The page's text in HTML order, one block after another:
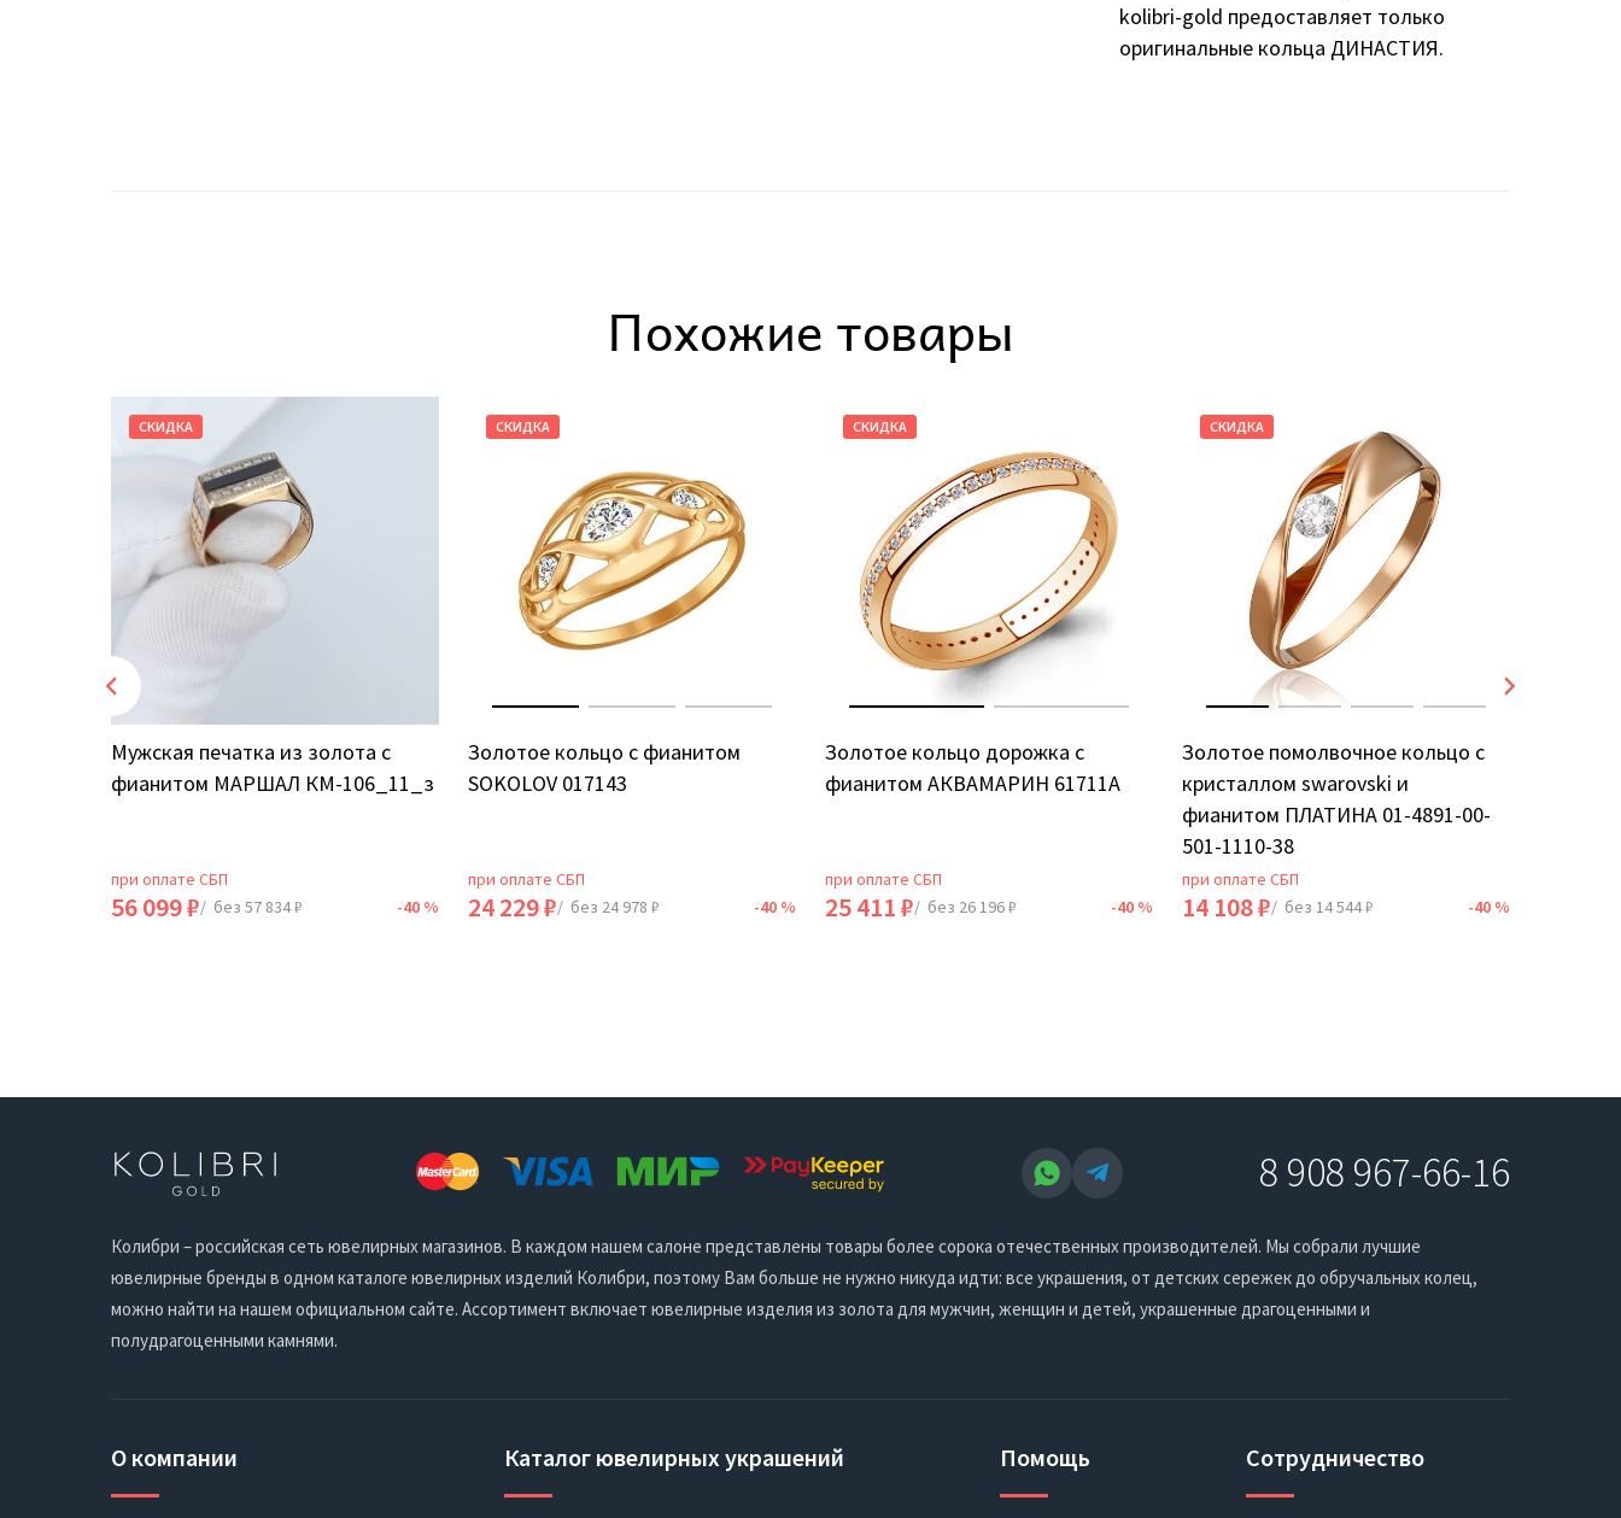
kolibri-gold предоставляет только
оригинальные кольца ДИНАСТИЯ.
Похожие товары
СКИДКА
Мужская печатка из золота с
фианитом МАРШАЛ КМ-106_11_з
при оплате СБП
56 099 ₽/ без 57 834 ₽ -40 %
СКИДКА
Золотое кольцо с фианитом
SOKOLOV 017143
при оплате СБП
24 229 ₽/ без 24 978 ₽ -40 %
СКИДКА
Золотое кольцо дорожка с
фианитом АКВАМАРИН 61711А
при оплате СБП
25 411 ₽/ без 26 196 ₽ -40 %
СКИДКА
Золотое помолвочное кольцо с
кристаллом swarovski и
фианитом ПЛАТИНА 01-4891-00-
501-1110-38
при оплате СБП
14 108 ₽/ без 14 544 ₽ -40 %
8 908 967-66-16
Колибри – российская сеть ювелирных магазинов. В каждом нашем салоне представлены товары более сорока отечественных производителей. Мы собрали лучшие
ювелирные бренды в одном каталоге ювелирных изделий Колибри, поэтому Вам больше не нужно никуда идти: все украшения, от детских сережек до обручальных колец,
можно найти на нашем официальном сайте. Ассортимент включает ювелирные изделия из золота для мужчин, женщин и детей, украшенные драгоценными и
полудрагоценными камнями.
О компании Каталог ювелирных украшений Помощь Сотрудничество